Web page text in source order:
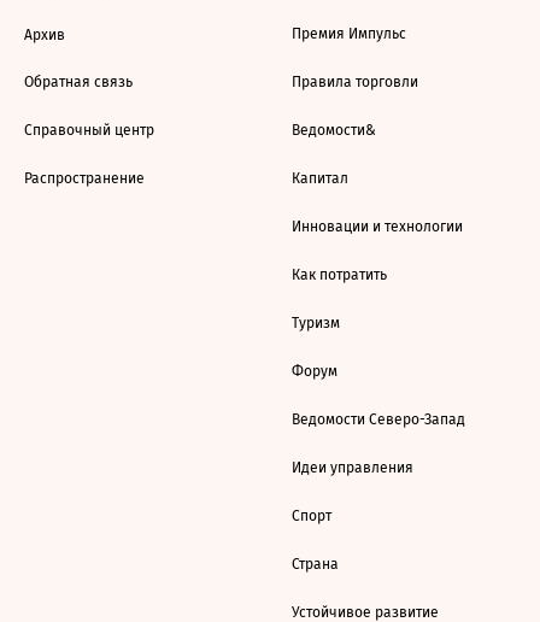
Архив
Обратная связь
Справочный центр
Распространение
Премия Импульс
Правила торговли
Ведомости&
Капитал
Инновации и технологии
Как потратить
Туризм
Форум
Ведомости Северо-Запад
Идеи управления
Спорт
Страна
Устойчивое развитие